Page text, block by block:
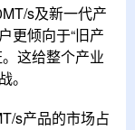
s及新一代产
更倾向于“旧产
这给整个产业
。
s产品的市场占